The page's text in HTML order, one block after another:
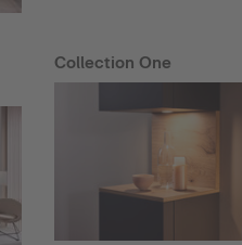
Collection One